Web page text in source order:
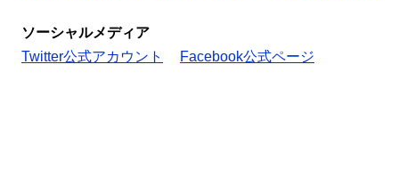
ソーシャルメディア
Twitter公式アカウント
Facebook公式ページ